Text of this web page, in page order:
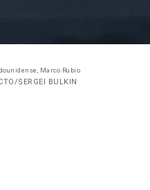
Marco Rubio
SERGEI BULKIN